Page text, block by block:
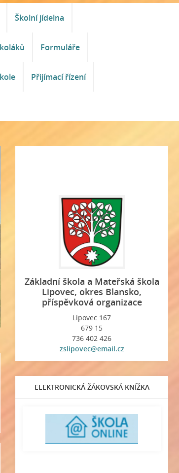
Školní jídelna
Formuláře
Přijímací řízení
Základní škola a Mateřská škola
Lipovec, okres Blansko,
příspěvková organizace
Lipovec 167
679 15
736 402 426
zslipovec@email.cz
ELEKTRONICKÁ ŽÁKOVSKÁ KNÍŽKA